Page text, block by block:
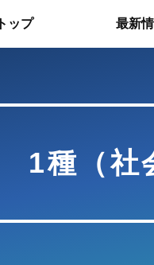
トップ 最新
1種（社